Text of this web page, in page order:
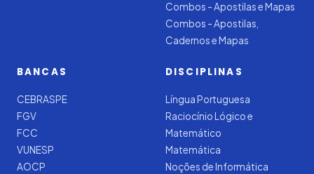
Combos - Apostilas e Mapas
Combos - Apostilas,
Cadernos e Mapas
BANCAS
CEBRASPE
FGV
FCC
VUNESP
AOCP
DISCIPLINAS
Língua Portuguesa
Raciocínio Lógico e
Matemático
Matemática
Noções de Informática